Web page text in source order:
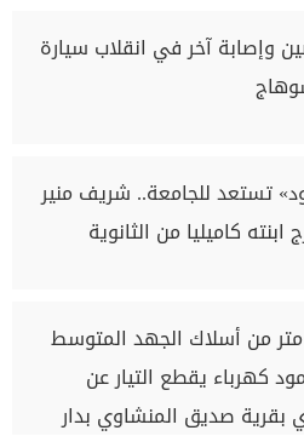
وإصابة آخر في انقلاب سيارة
تستعد للجامعة.. شريف منير
ابنته كاميليا من الثانوية
سرقة 400 متر من أسلاك الجهد المتوسط
كهرباء يقطع التيار عن
بقرية صديق المنشاوي بدار